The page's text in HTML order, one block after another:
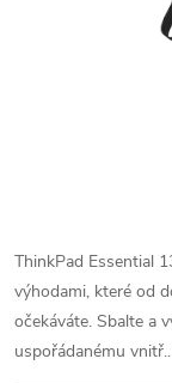
ThinkPad Essential
výhodami, které od
očekáváte. Sbalte a
uspořádanému vnitř..